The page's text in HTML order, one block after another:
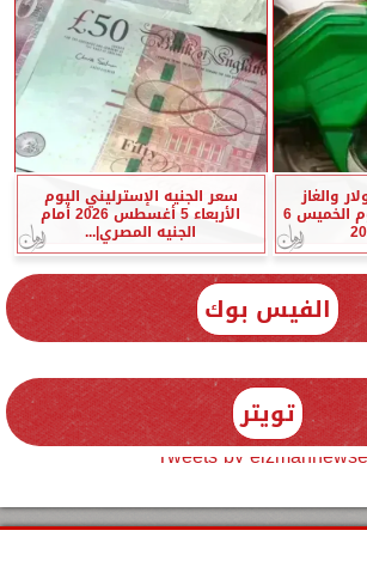
والغاز
الطبيعي في مصر اليوم الخميس 6
سعر الجنيه الإسترليني اليوم
الأربعاء 5 أغسطس 2026 أمام
الجنيه المصري|...
الفيس بوك
تويتر
Tweets by